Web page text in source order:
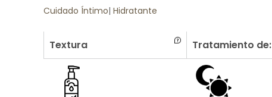
Cuidado Íntimo| Hidratante
Textura Tratamiento de: